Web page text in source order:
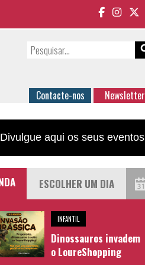
Contacte-nos Newsletter
aqui os seus eventos
INFANTIL
Dinossauros invadem
o LoureShopping